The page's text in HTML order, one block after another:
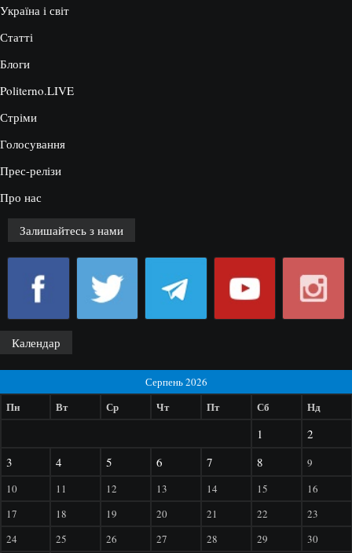
Україна і світ
Статті
Блоги
Politerno.LIVE
Стріми
Голосування
Прес-релізи
Про нас
Залишайтесь з нами
Календар
Серпень 2026
Пн Вт Ср Чт Пт Сб Нд
1
2
3
4 5 6 7 8
9
10
11 12 13 14 15
16
17
18 19 20 21 22
23
24
25 26 27 28 29 30